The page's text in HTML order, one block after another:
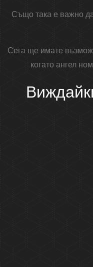
Също така е важно
Сега ще имате
когато ангел